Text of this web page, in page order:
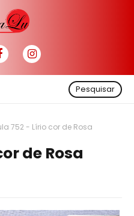
Pesquisar
752 - Lírio cor de Rosa
de Rosa